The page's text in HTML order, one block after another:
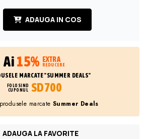
ADAUGA IN COS
Ai15% EXTRA
REDUCERE
MARCATE "SUMMER DEALS"
FOLOSIND
CUPONUL
SD700
marcate Summer Deals
ADAUGA LA FAVORITE